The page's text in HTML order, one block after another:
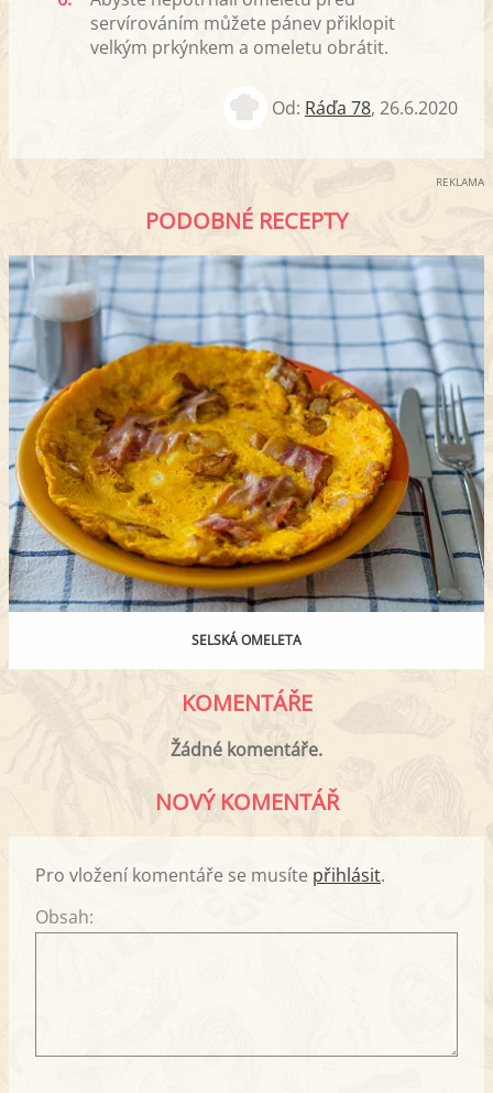
servírováním můžete pánev přiklopit
velkým prkýnkem a omeletu obrátit.
Od: Ráďa 78, 26.6.2020
REKLAMA
PODOBNÉ RECEPTY
SELSKÁ OMELETA
KOMENTÁŘE
Žádné komentáře.
NOVÝ KOMENTÁŘ
Pro vložení komentáře se musíte přihlásit.
Obsah: